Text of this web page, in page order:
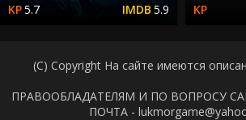
5.7 5.9
(C) Copyright На сайте имеются
ПРАВООБЛАДАТЕЛЯМ И ПО ВОПРОСУ
ПОЧТА -